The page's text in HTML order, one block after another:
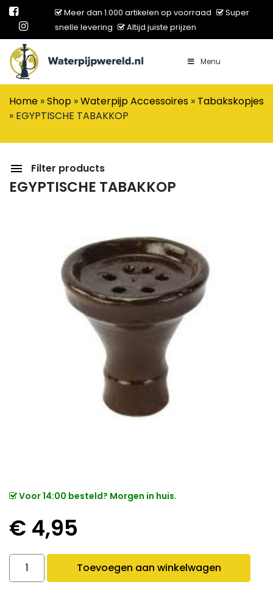
Meer dan 1.000 artikelen op voorraad
Super
snelle levering
Altijd juiste prijzen
Main Navigation Menu
Home »Shop »Waterpijp Accessoires » Tabakskopjes
» EGYPTISCHE TABAKKOP
Filter products
EGYPTISCHE TABAKKOP
Voor 14:00 besteld? Morgen in huis.
€ 4,95
EGYPTISCHE TABAKKOP quantity
Toevoegen aan winkelwagen